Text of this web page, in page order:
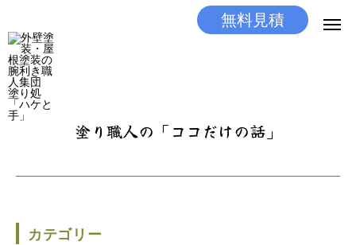
無料見積
塗り職人の「ココだけの話」
カテゴリー
工事の流れ